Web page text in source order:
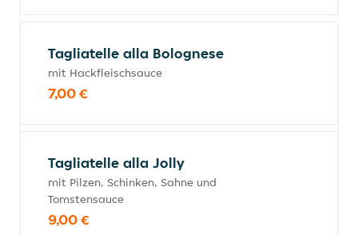
Tagliatelle alla Bolognese
mit Hackfleischsauce
7,00 €
Tagliatelle alla Jolly
mit Pilzen, Schinken, Sahne und
Tomstensauce
9,00 €